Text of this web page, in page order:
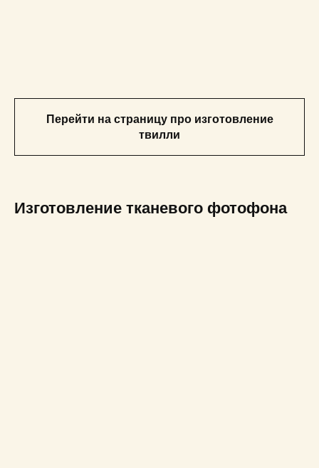
Перейти на страницу про изготовление
твилли
Изготовление тканевого фотофона